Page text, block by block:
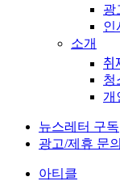
광
인
소개
청
개
뉴스레터 구독
광고/제휴 문의
아티클